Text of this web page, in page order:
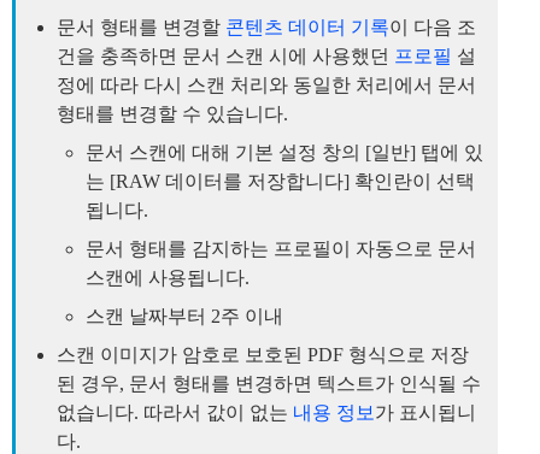
문서 형태를 변경할 콘텐츠 데이터 기록이 다음 조
건을 충족하면 문서 스캔 시에 사용했던 프로필 설
정에 따라 다시 스캔 처리와 동일한 처리에서 문서
형태를 변경할 수 있습니다.
문서 스캔에 대해 기본 설정 창의 [일반] 탭에 있
는 [RAW 데이터를 저장합니다] 확인란이 선택
됩니다.
문서 형태를 감지하는 프로필이 자동으로 문서
스캔에 사용됩니다.
스캔 날짜부터 2주 이내
스캔 이미지가 암호로 보호된 PDF 형식으로 저장
된 경우, 문서 형태를 변경하면 텍스트가 인식될 수
없습니다. 따라서 값이 없는 내용 정보 가 표시됩니
다.